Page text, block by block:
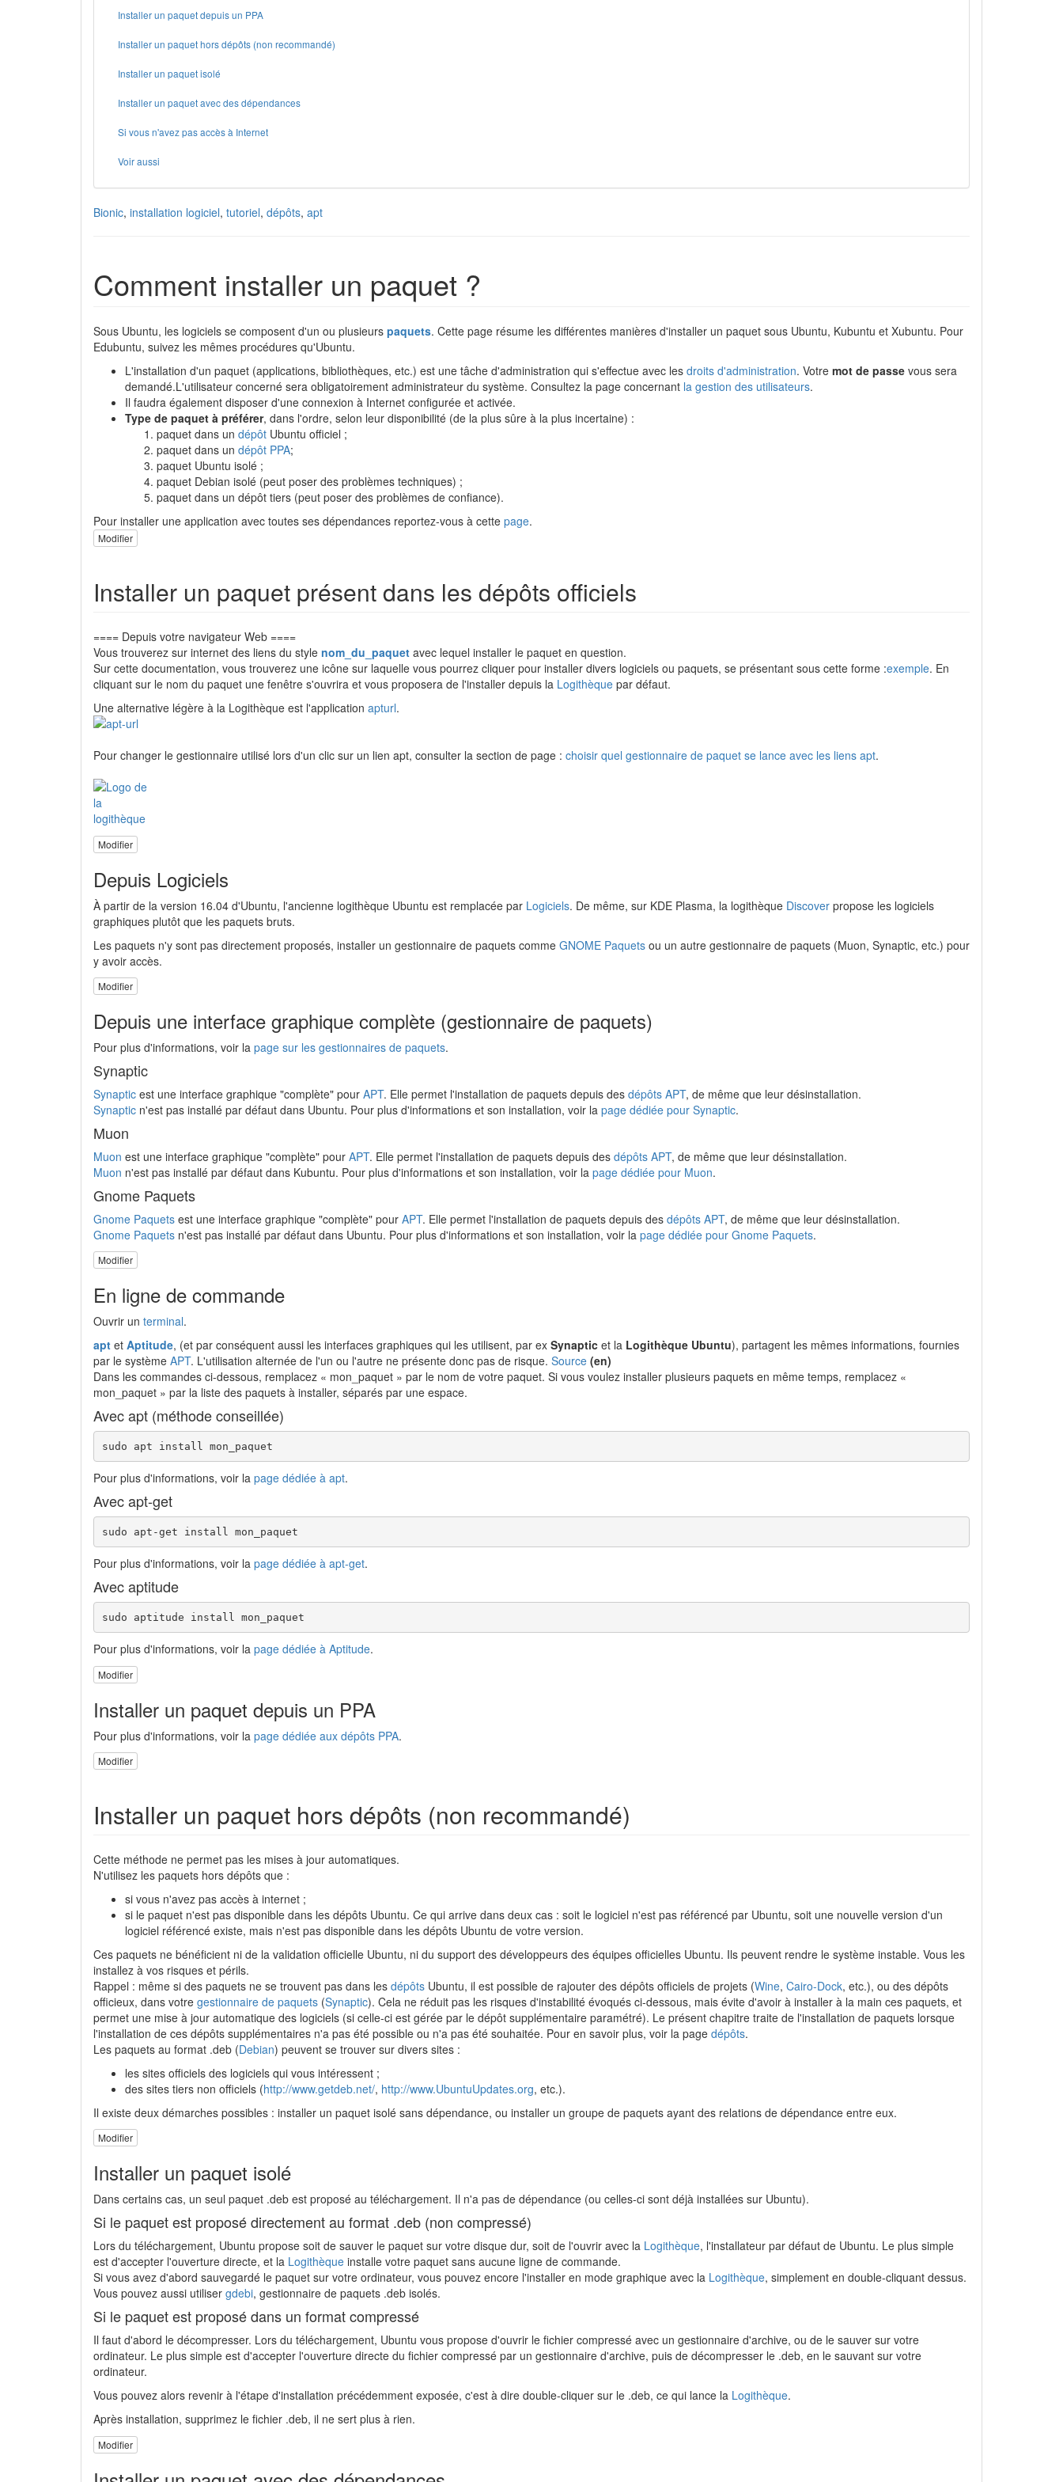
Installer un paquet depuis un PPA
Installer un paquet hors dépôts (non recommandé)
Installer un paquet isolé
Installer un paquet avec des dépendances
Si vous n'avez pas accès à Internet
Voir aussi
Bionic, installation logiciel, tutoriel, dépôts, apt
Comment installer un paquet ?
Sous Ubuntu, les logiciels se composent d'un ou plusieurs paquets. Cette page résume les différentes manières d'installer un paquet sous Ubuntu, Kubuntu et Xubuntu. Pour
Edubuntu, suivez les mêmes procédures qu'Ubuntu.
L'installation d'un paquet (applications, bibliothèques, etc.) est une tâche d'administration qui s'effectue avec les droits d'administration. Votre mot de passe vous sera
demandé.L'utilisateur concerné sera obligatoirement administrateur du système. Consultez la page concernant la gestion des utilisateurs.
Il faudra également disposer d'une connexion à Internet configurée et activée.
Type de paquet à préférer, dans l'ordre, selon leur disponibilité (de la plus sûre à la plus incertaine) :
paquet dans un dépôt Ubuntu officiel ;
paquet dans un dépôt PPA;
paquet Ubuntu isolé ;
paquet Debian isolé (peut poser des problèmes techniques) ;
paquet dans un dépôt tiers (peut poser des problèmes de confiance).
Pour installer une application avec toutes ses dépendances reportez-vous à cette page.
Modifier
Installer un paquet présent dans les dépôts officiels
==== Depuis votre navigateur Web ====
Vous trouverez sur internet des liens du style nom_du_paquet avec lequel installer le paquet en question.
Sur cette documentation, vous trouverez une icône sur laquelle vous pourrez cliquer pour installer divers logiciels ou paquets, se présentant sous cette forme :exemple. En
cliquant sur le nom du paquet une fenêtre s'ouvrira et vous proposera de l'installer depuis la Logithèque par défaut.
Une alternative légère à la Logithèque est l'application apturl.
Pour changer le gestionnaire utilisé lors d'un clic sur un lien apt, consulter la section de page : choisir quel gestionnaire de paquet se lance avec les liens apt.
Modifier
Depuis Logiciels
À partir de la version 16.04 d'Ubuntu, l'ancienne logithèque Ubuntu est remplacée par Logiciels. De même, sur KDE Plasma, la logithèque Discover propose les logiciels
graphiques plutôt que les paquets bruts.
Les paquets n'y sont pas directement proposés, installer un gestionnaire de paquets comme GNOME Paquets ou un autre gestionnaire de paquets (Muon, Synaptic, etc.) pour
y avoir accès.
Modifier
Depuis une interface graphique complète (gestionnaire de paquets)
Pour plus d'informations, voir la page sur les gestionnaires de paquets.
Synaptic
Synaptic est une interface graphique "complète" pour APT. Elle permet l'installation de paquets depuis des dépôts APT, de même que leur désinstallation.
Synaptic n'est pas installé par défaut dans Ubuntu. Pour plus d'informations et son installation, voir la page dédiée pour Synaptic.
Muon
Muon est une interface graphique "complète" pour APT. Elle permet l'installation de paquets depuis des dépôts APT, de même que leur désinstallation.
Muon n'est pas installé par défaut dans Kubuntu. Pour plus d'informations et son installation, voir la page dédiée pour Muon.
Gnome Paquets
Gnome Paquets est une interface graphique "complète" pour APT. Elle permet l'installation de paquets depuis des dépôts APT, de même que leur désinstallation.
Gnome Paquets n'est pas installé par défaut dans Ubuntu. Pour plus d'informations et son installation, voir la page dédiée pour Gnome Paquets.
Modifier
En ligne de commande
Ouvrir un terminal.
apt et Aptitude, (et par conséquent aussi les interfaces graphiques qui les utilisent, par ex Synaptic et la Logithèque Ubuntu), partagent les mêmes informations, fournies
par le système APT. L'utilisation alternée de l'un ou l'autre ne présente donc pas de risque. Source (en)
Dans les commandes ci-dessous, remplacez « mon_paquet » par le nom de votre paquet. Si vous voulez installer plusieurs paquets en même temps, remplacez «
mon_paquet » par la liste des paquets à installer, séparés par une espace.
Avec apt (méthode conseillée)
sudo apt install mon_paquet
Pour plus d'informations, voir la page dédiée à apt.
Avec apt-get
sudo apt-get install mon_paquet
Pour plus d'informations, voir la page dédiée à apt-get.
Avec aptitude
sudo aptitude install mon_paquet
Pour plus d'informations, voir la page dédiée à Aptitude.
Modifier
Installer un paquet depuis un PPA
Pour plus d'informations, voir la page dédiée aux dépôts PPA.
Modifier
Installer un paquet hors dépôts (non recommandé)
Cette méthode ne permet pas les mises à jour automatiques.
N'utilisez les paquets hors dépôts que :
si vous n'avez pas accès à internet ;
si le paquet n'est pas disponible dans les dépôts Ubuntu. Ce qui arrive dans deux cas : soit le logiciel n'est pas référencé par Ubuntu, soit une nouvelle version d'un
logiciel référencé existe, mais n'est pas disponible dans les dépôts Ubuntu de votre version.
Ces paquets ne bénéficient ni de la validation officielle Ubuntu, ni du support des développeurs des équipes officielles Ubuntu. Ils peuvent rendre le système instable. Vous les
installez à vos risques et périls.
Rappel : même si des paquets ne se trouvent pas dans les dépôts Ubuntu, il est possible de rajouter des dépôts officiels de projets (Wine, Cairo-Dock, etc.), ou des dépôts
officieux, dans votre gestionnaire de paquets (Synaptic). Cela ne réduit pas les risques d'instabilité évoqués ci-dessous, mais évite d'avoir à installer à la main ces paquets, et
permet une mise à jour automatique des logiciels (si celle-ci est gérée par le dépôt supplémentaire paramétré). Le présent chapitre traite de l'installation de paquets lorsque
l'installation de ces dépôts supplémentaires n'a pas été possible ou n'a pas été souhaitée. Pour en savoir plus, voir la page dépôts.
Les paquets au format .deb (Debian) peuvent se trouver sur divers sites :
les sites officiels des logiciels qui vous intéressent ;
des sites tiers non officiels (http://www.getdeb.net/, http://www.UbuntuUpdates.org, etc.).
Il existe deux démarches possibles : installer un paquet isolé sans dépendance, ou installer un groupe de paquets ayant des relations de dépendance entre eux.
Modifier
Installer un paquet isolé
Dans certains cas, un seul paquet .deb est proposé au téléchargement. Il n'a pas de dépendance (ou celles-ci sont déjà installées sur Ubuntu).
Si le paquet est proposé directement au format .deb (non compressé)
Lors du téléchargement, Ubuntu propose soit de sauver le paquet sur votre disque dur, soit de l'ouvrir avec la Logithèque, l'installateur par défaut de Ubuntu. Le plus simple
est d'accepter l'ouverture directe, et la Logithèque installe votre paquet sans aucune ligne de commande.
Si vous avez d'abord sauvegardé le paquet sur votre ordinateur, vous pouvez encore l'installer en mode graphique avec la Logithèque, simplement en double-cliquant dessus.
Vous pouvez aussi utiliser gdebi, gestionnaire de paquets .deb isolés.
Si le paquet est proposé dans un format compressé
Il faut d'abord le décompresser. Lors du téléchargement, Ubuntu vous propose d'ouvrir le fichier compressé avec un gestionnaire d'archive, ou de le sauver sur votre
ordinateur. Le plus simple est d'accepter l'ouverture directe du fichier compressé par un gestionnaire d'archive, puis de décompresser le .deb, en le sauvant sur votre
ordinateur.
Vous pouvez alors revenir à l'étape d'installation précédemment exposée, c'est à dire double-cliquer sur le .deb, ce qui lance la Logithèque.
Après installation, supprimez le fichier .deb, il ne sert plus à rien.
Modifier